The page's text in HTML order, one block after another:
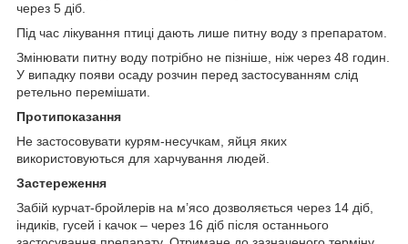
через 5 діб.
Під час лікування птиці дають лише питну воду з препаратом.
Змінювати питну воду потрібно не пізніше, ніж через 48 годин.
У випадку появи осаду розчин перед застосуванням слід
ретельно перемішати.
Протипоказання
Не застосовувати курям-несучкам, яйця яких
використовуються для харчування людей.
Застереження
Забій курчат-бройлерів на м’ясо дозволяється через 14 діб,
індиків, гусей і качок – через 16 діб після останнього